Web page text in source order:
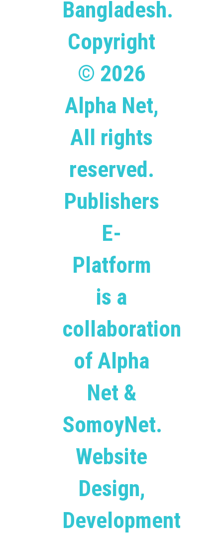
Bangladesh.
Copyright
© 2026
Alpha Net,
All rights
reserved.
Publishers
E-
Platform
is a
collaboration
of Alpha
Net &
SomoyNet.
Website
Design,
Development